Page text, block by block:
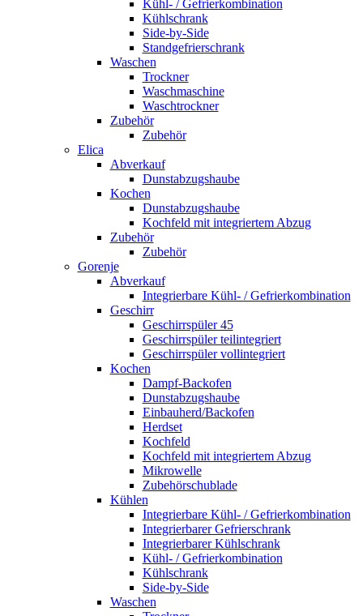
Kühl- / Gefrierkombination
Kühlschrank
Side-by-Side
Standgefrierschrank
Waschen
Trockner
Waschmaschine
Waschtrockner
Zubehör
Zubehör
Elica
Abverkauf
Dunstabzugshaube
Kochen
Dunstabzugshaube
Kochfeld mit integriertem Abzug
Zubehör
Zubehör
Gorenje
Abverkauf
Integrierbare Kühl- / Gefrierkombination
Geschirr
Geschirrspüler 45
Geschirrspüler teilintegriert
Geschirrspüler vollintegriert
Kochen
Dampf-Backofen
Dunstabzugshaube
Einbauherd/Backofen
Herdset
Kochfeld
Kochfeld mit integriertem Abzug
Mikrowelle
Zubehörschublade
Kühlen
Integrierbare Kühl- / Gefrierkombination
Integrierbarer Gefrierschrank
Integrierbarer Kühlschrank
Kühl- / Gefrierkombination
Kühlschrank
Side-by-Side
Waschen